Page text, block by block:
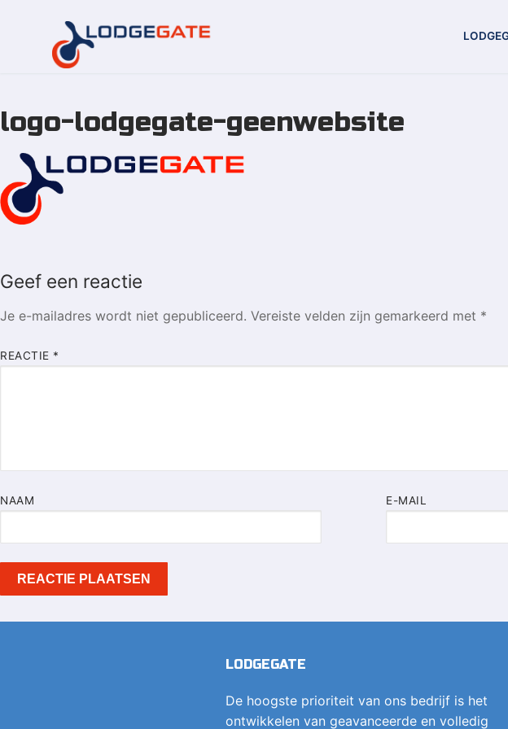
Overslaan
naar
inhoud
logo-lodgegate-geenwebsite
Geef een reactie
Je e-mailadres wordt niet gepubliceerd. Vereiste velden zijn gemarkeerd met *
REACTIE *
NAAM E-MAIL
LODGEGATE
De hoogste prioriteit van ons bedrijf is het
ontwikkelen van geavanceerde en volledig